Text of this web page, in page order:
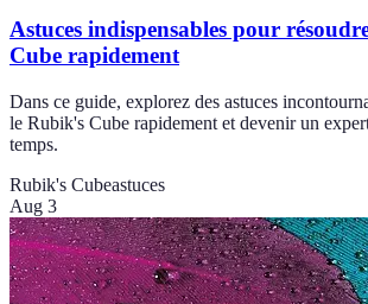
Astuces indispensables pour
Cube rapidement
Dans ce guide, explorez des astuces
le Rubik's Cube rapidement et devenir un
temps.
Rubik's Cubeastuces
Aug 3